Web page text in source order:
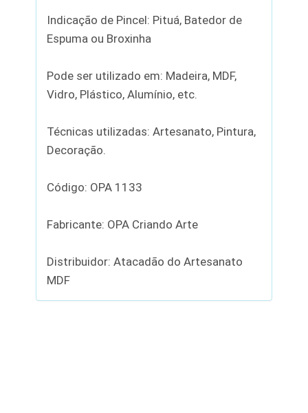
Indicação de Pincel: Pituá, Batedor de
Espuma ou Broxinha
Pode ser utilizado em: Madeira, MDF,
Vidro, Plástico, Alumínio, etc.
Técnicas utilizadas: Artesanato, Pintura,
Decoração.
Código: OPA 1133
Fabricante: OPA Criando Arte
Distribuidor: Atacadão do Artesanato
MDF